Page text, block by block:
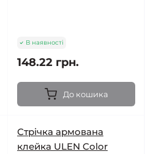
В наявності
148.22 грн.
До кошика
Стрічка армована
клейка ULEN Color